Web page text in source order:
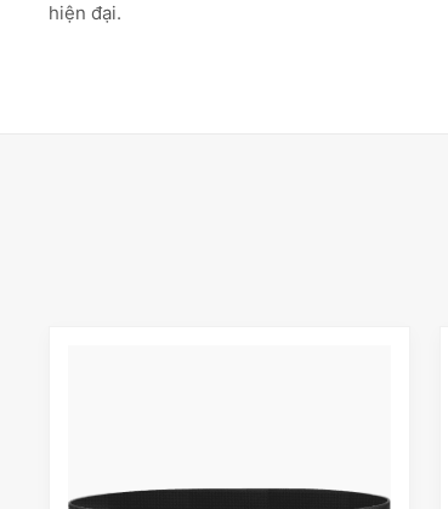
hiện đại.